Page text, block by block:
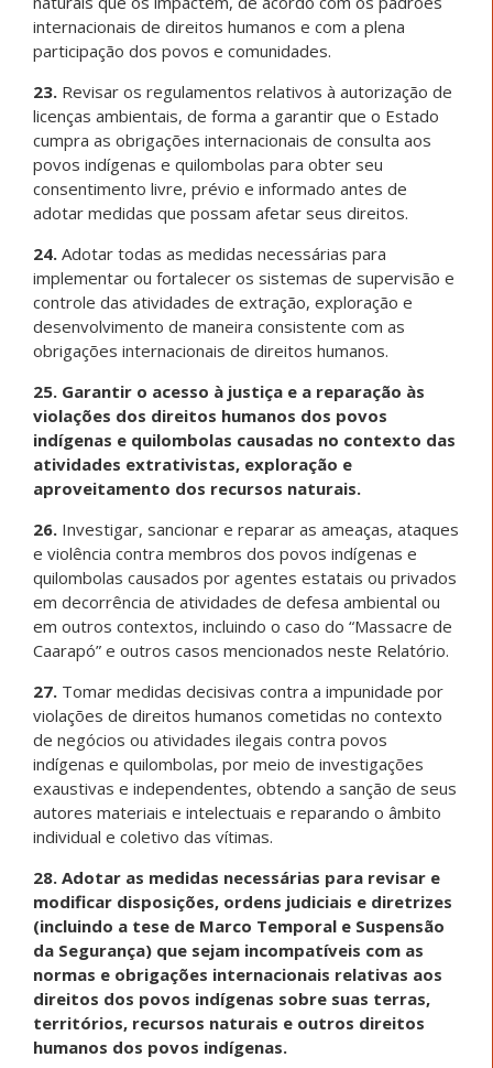
internacionais de direitos humanos e com a plena
participação dos povos e comunidades.
23. Revisar os regulamentos relativos à autorização de
licenças ambientais, de forma a garantir que o Estado
cumpra as obrigações internacionais de consulta aos
povos indígenas e quilombolas para obter seu
consentimento livre, prévio e informado antes de
adotar medidas que possam afetar seus direitos.
24. Adotar todas as medidas necessárias para
implementar ou fortalecer os sistemas de supervisão e
controle das atividades de extração, exploração e
desenvolvimento de maneira consistente com as
obrigações internacionais de direitos humanos.
25. Garantir o acesso à justiça e a reparação às
violações dos direitos humanos dos povos
indígenas e quilombolas causadas no contexto das
atividades extrativistas, exploração e
aproveitamento dos recursos naturais.
26. Investigar, sancionar e reparar as ameaças, ataques
e violência contra membros dos povos indígenas e
quilombolas causados por agentes estatais ou privados
em decorrência de atividades de defesa ambiental ou
em outros contextos, incluindo o caso do “Massacre de
Caarapó” e outros casos mencionados neste Relatório.
27. Tomar medidas decisivas contra a impunidade por
violações de direitos humanos cometidas no contexto
de negócios ou atividades ilegais contra povos
indígenas e quilombolas, por meio de investigações
exaustivas e independentes, obtendo a sanção de seus
autores materiais e intelectuais e reparando o âmbito
individual e coletivo das vítimas.
28. Adotar as medidas necessárias para revisar e
modificar disposições, ordens judiciais e diretrizes
(incluindo a tese de Marco Temporal e Suspensão
da Segurança) que sejam incompatíveis com as
normas e obrigações internacionais relativas aos
direitos dos povos indígenas sobre suas terras,
territórios, recursos naturais e outros direitos
humanos dos povos indígenas.